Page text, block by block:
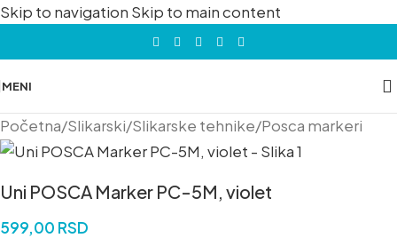
Skip to navigation Skip to main content
MENI
Početna/Slikarski/Slikarske tehnike/Posca markeri
Uni POSCA Marker PC-5M, violet
599,00 RSD